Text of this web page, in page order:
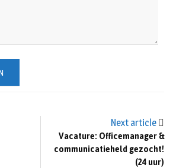
Next article
Vacature: Officemanager &
communicatieheld gezocht!
(24 uur)